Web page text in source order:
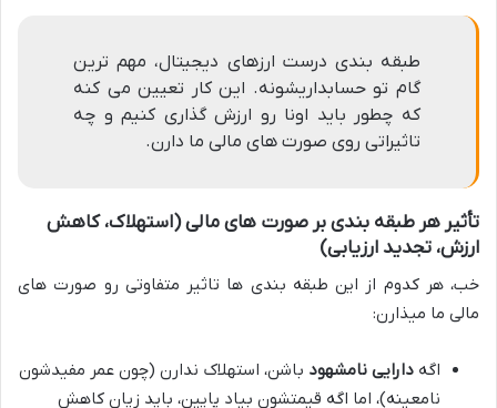
طبقه بندی درست ارزهای دیجیتال، مهم ترین
گام تو حسابداریشونه. این کار تعیین می کنه
که چطور باید اونا رو ارزش گذاری کنیم و چه
تاثیراتی روی صورت های مالی ما دارن.
تأثیر هر طبقه بندی بر صورت های مالی (استهلاک، کاهش
ارزش، تجدید ارزیابی)
خب، هر کدوم از این طبقه بندی ها تاثیر متفاوتی رو صورت های
مالی ما میذارن:
اگه دارایی نامشهود باشن، استهلاک ندارن (چون عمر مفیدشون
نامعینه)، اما اگه قیمتشون بیاد پایین، باید زیان کاهش